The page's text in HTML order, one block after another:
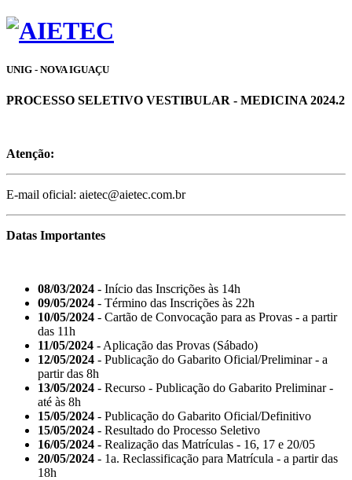
UNIG - NOVA IGUAÇU
PROCESSO SELETIVO VESTIBULAR - MEDICINA 2024.2
Atenção:
E-mail oficial: aietec@aietec.com.br
Datas Importantes
08/03/2024 - Início das Inscrições às 14h
09/05/2024 - Término das Inscrições às 22h
10/05/2024 - Cartão de Convocação para as Provas - a partir
das 11h
11/05/2024 - Aplicação das Provas (Sábado)
12/05/2024 - Publicação do Gabarito Oficial/Preliminar - a
partir das 8h
13/05/2024 - Recurso - Publicação do Gabarito Preliminar -
até às 8h
15/05/2024 - Publicação do Gabarito Oficial/Definitivo
15/05/2024 - Resultado do Processo Seletivo
16/05/2024 - Realização das Matrículas - 16, 17 e 20/05
20/05/2024 - 1a. Reclassificação para Matrícula - a partir das
18h